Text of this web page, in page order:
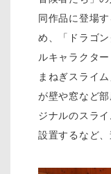
同作品に登場
め、「ドラゴ
ルキャラクタ
まねぎスライ
が壁や窓など
ジナルのスラ
設置するなど